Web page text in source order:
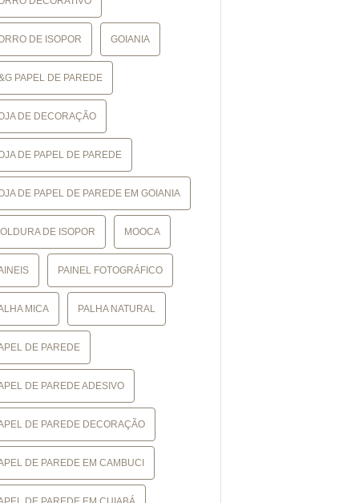
DE ISOPOR GOIANIA
PAPEL DE PAREDE
DE DECORAÇÃO
DE PAPEL DE PAREDE
DE PAPEL DE PAREDE EM GOIANIA
DE ISOPOR MOOCA
PAINEL FOTOGRÁFICO
MICA PALHA NATURAL
DE PAREDE
DE PAREDE ADESIVO
DE PAREDE DECORAÇÃO
DE PAREDE EM CAMBUCI